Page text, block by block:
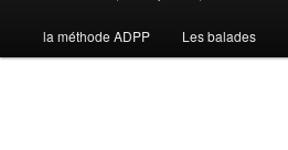
contenu
la méthode ADPP Les balades